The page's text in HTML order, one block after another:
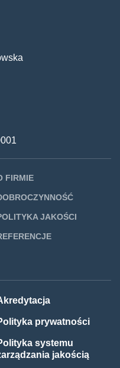
FIRMIE
JAKOŚCI
prywatności
systemu
jakością